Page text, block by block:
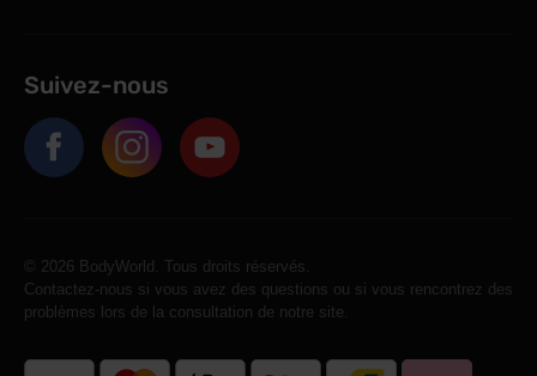
Suivez-nous
© 2026 BodyWorld. Tous droits réservés.
Contactez-nous si vous avez des questions ou si vous rencontrez des
problèmes lors de la consultation de notre site.